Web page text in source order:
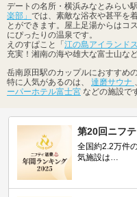
デートの名所・横浜みなとみらい
楽部」 では、素敵な浴衣や甚平を
とができます。屋上足湯からはコ
にぴったりの温泉です。
えのすぱこと「江の島アイランド
充実！湘南の海や雄大な富士山な
岳南原田駅のカップルにおすすめ
特に人気があるのは、 達磨サウナ
ーパーホテル富士宮 などの施設で
第20回ニフ
全国約2.2万件
気施設は…